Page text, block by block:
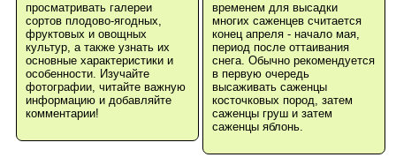
просматривать галереи
сортов плодово-ягодных,
фруктовых и овощных
культур, а также узнать их
основные характеристики и
особенности. Изучайте
фотографии, читайте важную
информацию и добавляйте
комментарии!
временем для высадки
многих саженцев считается
конец апреля - начало мая,
период после оттаивания
снега. Обычно рекомендуется
в первую очередь
высаживать саженцы
косточковых пород, затем
саженцы груш и затем
саженцы яблонь.